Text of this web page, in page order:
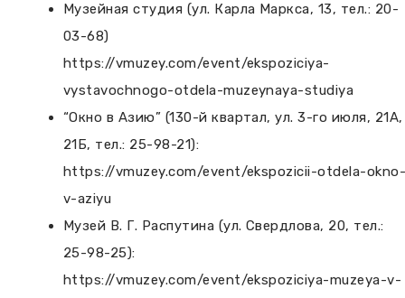
Музейная студия (ул. Карла Маркса, 13, тел.: 20-
03-68)
https://vmuzey.com/event/ekspoziciya-
vystavochnogo-otdela-muzeynaya-studiya
“Окно в Азию” (130-й квартал, ул. 3-го июля, 21А,
21Б, тел.: 25-98-21):
https://vmuzey.com/event/ekspozicii-otdela-
v-aziyu
Музей В. Г. Распутина (ул. Свердлова, 20, тел.:
25-98-25):
https://vmuzey.com/event/ekspoziciya-muzeya-v-